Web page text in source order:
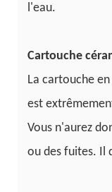
l'eau.
Cartouche
La cartouche
est
Vous n'aurez
ou des fuites. Il